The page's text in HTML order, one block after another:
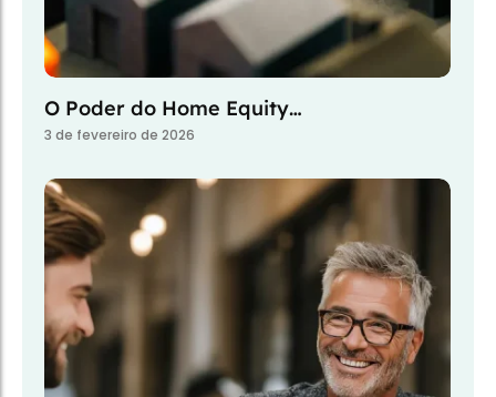
O Poder do Home Equity…
3 de fevereiro de 2026